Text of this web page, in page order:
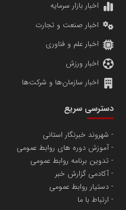
پایگاه اطلاع رسانی اعتلای
تامین آهن اسفنجی تولیدکنندگان
مریم حاج نوروز نظری
مسعودصادقی
اخبار بازار سرمایه
اخبار صنعت و تجارت
اخبار علم و فناوری
اخبار ورزش
اخبار سازمان‌ها و شرکت‌ها
دسترسی سریع
شهروند خبرنگار استانی
آموزش دوره های روابط عمومی
تدوین برنامه روابط عمومی
آکادمی گزارش خبر
دستیار روابط عمومی
ارتباط با ما